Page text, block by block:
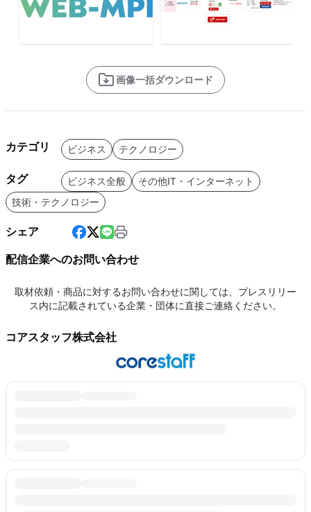
画像一括ダウンロード
カテゴリ ビジネス テクノロジー
タグ ビジネス全般
その他IT・インターネット
技術・テクノロジー
シェア
配信企業へのお問い合わせ
取材依頼・商品に対するお問い合わせに関しては、プレスリリー
ス内に記載されている企業・団体に直接ご連絡ください。
コアスタッフ株式会社